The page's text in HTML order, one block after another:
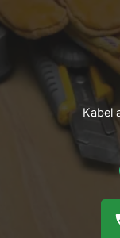
Inhalt
Kabel